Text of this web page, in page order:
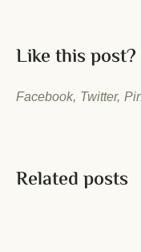
Like this post?
Facebook Twitter
Related posts